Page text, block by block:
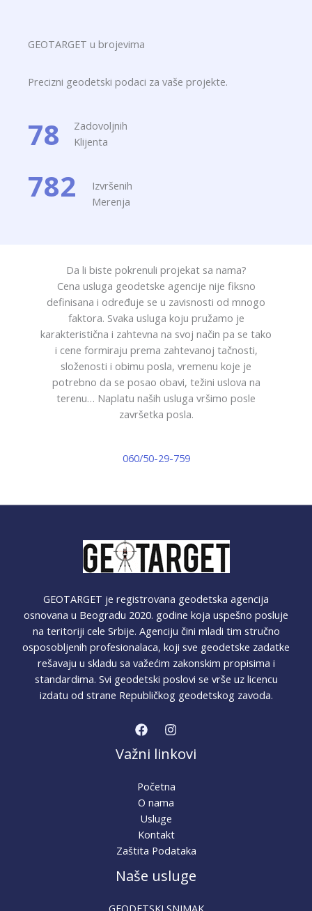
GEOTARGET u brojevima
Precizni geodetski podaci za vaše projekte.
78
Zadovoljnih
Klijenta
782
Izvršenih
Merenja
Da li biste pokrenuli projekat sa nama?
Cena usluga geodetske agencije nije fiksno
definisana i određuje se u zavisnosti od mnogo
faktora. Svaka usluga koju pružamo je
karakteristična i zahtevna na svoj način pa se tako
i cene formiraju prema zahtevanoj tačnosti,
složenosti i obimu posla, vremenu koje je
potrebno da se posao obavi, težini uslova na
terenu… Naplatu naših usluga vršimo posle
završetka posla.
060/50-29-759
GEOTARGET je registrovana geodetska agencija
osnovana u Beogradu 2020. godine koja uspešno posluje
na teritoriji cele Srbije. Agenciju čini mladi tim stručno
osposobljenih profesionalaca, koji sve geodetske zadatke
rešavaju u skladu sa važećim zakonskim propisima i
standardima. Svi geodetski poslovi se vrše uz licencu
izdatu od strane Republičkog geodetskog zavoda.
Važni linkovi
Početna
O nama
Usluge
Kontakt
Zaštita Podataka
Naše usluge